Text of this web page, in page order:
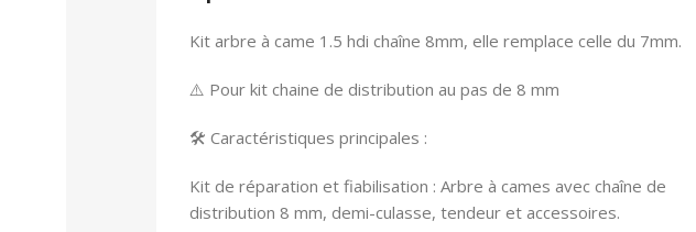
Kit arbre à came 1.5 hdi chaîne 8mm, elle remplace celle du 7mm.
⚠️ Pour kit chaine de distribution au pas de 8 mm
🛠️ Caractéristiques principales :
Kit de réparation et fiabilisation : Arbre à cames avec chaîne de
distribution 8 mm, demi-culasse, tendeur et accessoires.